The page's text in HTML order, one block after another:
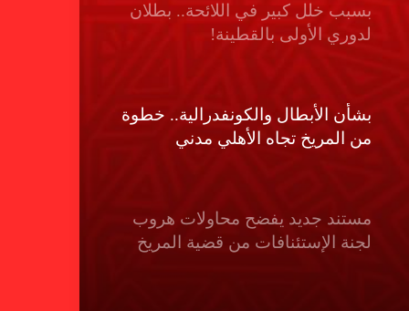
بسبب خلل كبير في اللائحة.. بطلان
لدوري الأولى بالقطينة!
بشأن الأبطال والكونفدرالية.. خطوة
من المريخ تجاه الأهلي مدني
مستند جديد يفضح محاولات هروب
لجنة الإستئنافات من قضية المريخ